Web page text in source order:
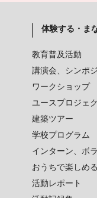
体験する・ま
教育普及活動
講演会、シンポ
ワークショップ
ユースプロジェ
建築ツアー
学校プログラム
インターン、ボ
おうちで楽しめ
活動レポート